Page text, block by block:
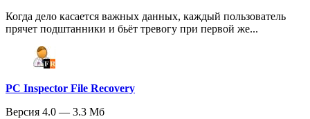
Когда дело касается важных данных, каждый пользователь
прячет подштанники и бьёт тревогу при первой же...
PC Inspector File Recovery
Версия 4.0 — 3.3 Мб